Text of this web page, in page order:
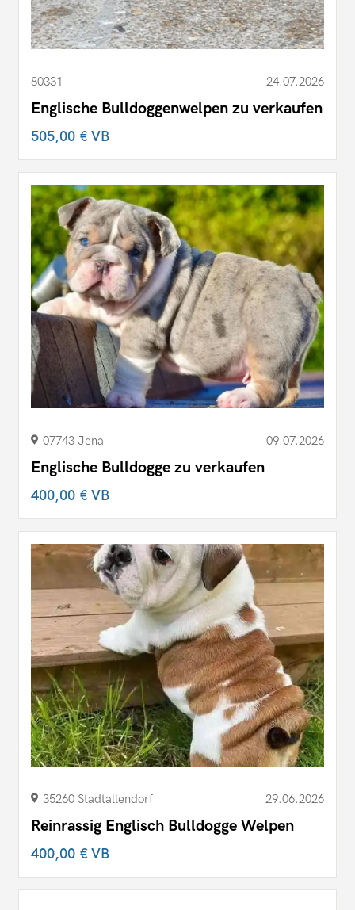
80331 24.07.2026
Englische Bulldoggenwelpen zu verkaufen
505,00 €VB
07743 Jena 09.07.2026
Englische Bulldogge zu verkaufen
400,00 €VB
35260 Stadtallendorf 29.06.2026
Reinrassig Englisch Bulldogge Welpen
400,00 €VB